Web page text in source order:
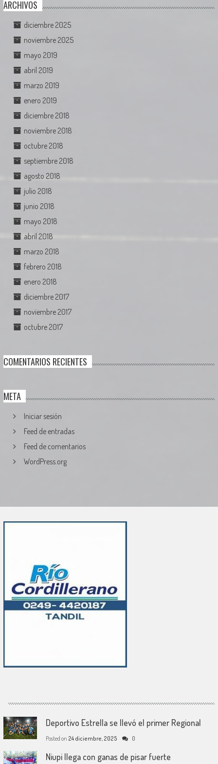
ARCHIVOS
diciembre 2025
noviembre 2025
mayo 2019
abril 2019
marzo 2019
enero 2019
diciembre 2018
noviembre 2018
octubre 2018
septiembre 2018
agosto 2018
julio 2018
junio 2018
mayo 2018
abril 2018
marzo 2018
febrero 2018
enero 2018
diciembre 2017
noviembre 2017
octubre 2017
COMENTARIOS RECIENTES
META
Iniciar sesión
Feed de entradas
Feed de comentarios
WordPress.org
Deportivo Estrella se llevó el primer Regional
Posted on 24 diciembre, 2025 0
Niupi llega con ganas de pisar fuerte